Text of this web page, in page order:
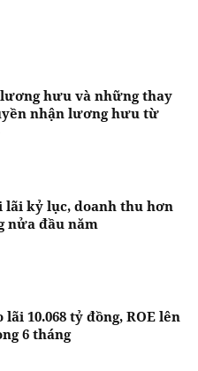
hưu và những thay
nhận lương hưu từ
lãi kỷ lục, doanh thu hơn
nửa đầu năm
lãi 10.068 tỷ đồng, ROE lên
6 tháng